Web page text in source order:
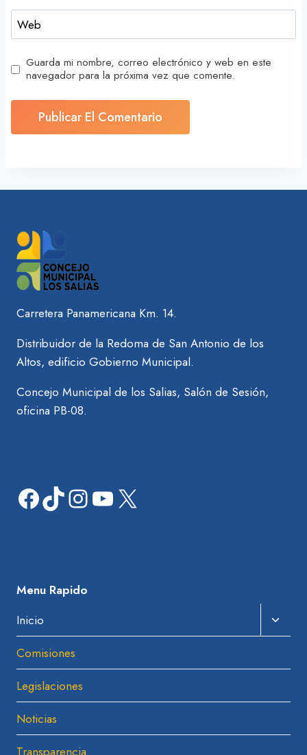
Web
Guarda mi nombre, correo electrónico y web en este
navegador para la próxima vez que comente.
Carretera Panamericana Km. 14.
Distribuidor de la Redoma de San Antonio de los
Altos, edificio Gobierno Municipal.
Concejo Municipal de los Salias, Salón de Sesión,
oficina PB-08.
Facebook
TikTok
Instagram
YouTube
X
Menu Rapido
Inicio
El
Hijo
Comisiones
Legislaciones
Noticias
Transparencia